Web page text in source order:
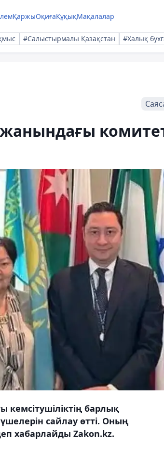
ҚаржыОқиғаҚұқықМақалалар
#Салыстырмалы Қазақстан #Халық
барлық
сайлау өтті. Оның
хабарлайды Zakon.kz.